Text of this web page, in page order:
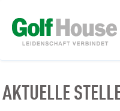
AKTUELLE